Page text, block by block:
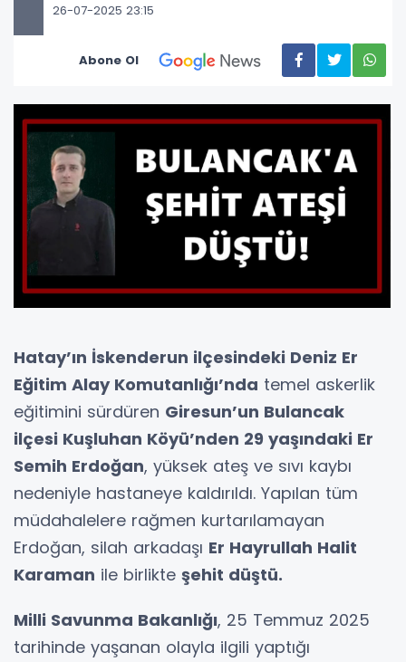
26-07-2025 23:15
Abone Ol
Hatay’ın İskenderun ilçesindeki Deniz Er
Eğitim Alay Komutanlığı’nda temel askerlik
eğitimini sürdüren Giresun’un Bulancak
ilçesi Kuşluhan Köyü’nden 29 yaşındaki Er
Semih Erdoğan, yüksek ateş ve sıvı kaybı
nedeniyle hastaneye kaldırıldı. Yapılan tüm
müdahalelere rağmen kurtarılamayan
Erdoğan, silah arkadaşı Er Hayrullah Halit
Karaman ile birlikte şehit düştü.
Milli Savunma Bakanlığı, 25 Temmuz 2025
tarihinde yaşanan olayla ilgili yaptığı